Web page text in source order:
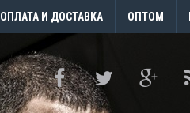
ОПЛАТА И ДОСТАВКА ОПТОМ